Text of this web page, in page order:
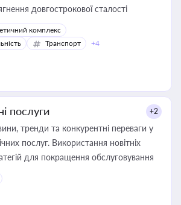
довгострокової сталості
комплекс
Транспорт +4
послуги +2
тренди та конкурентні переваги у
послуг. Використання новітніх
та стратегій для покращення обслуговування